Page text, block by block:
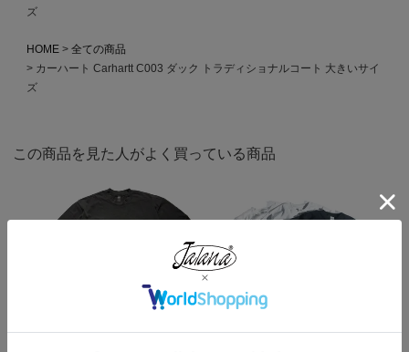
ズ
HOME
全ての商品
カーハート Carhartt C003 ダック トラディショナルコート 大きいサイ
ズ
この商品を見た人がよく買っている商品